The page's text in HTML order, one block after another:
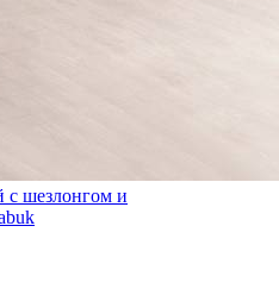
с шезлонгом и